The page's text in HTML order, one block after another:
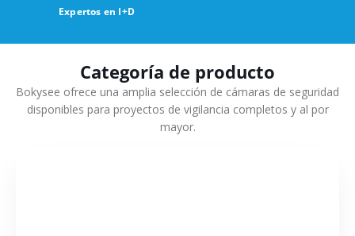
Expertos en I+D
Categoría de producto
Bokysee ofrece una amplia selección de cámaras de seguridad
disponibles para proyectos de vigilancia completos y al por
mayor.